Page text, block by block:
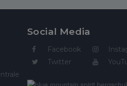
Social Media
Facebook
Twitter